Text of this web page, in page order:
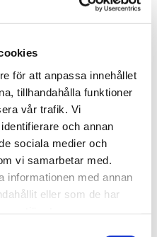
för att anpassa innehållet
tillhandahålla funktioner
vår trafik. Vi
och annan
sociala medier och
vi samarbetar med.
informationen med annan
eller som de har
mm
Black
Timeless
Square
800 mm
ARC
8 mm
INR